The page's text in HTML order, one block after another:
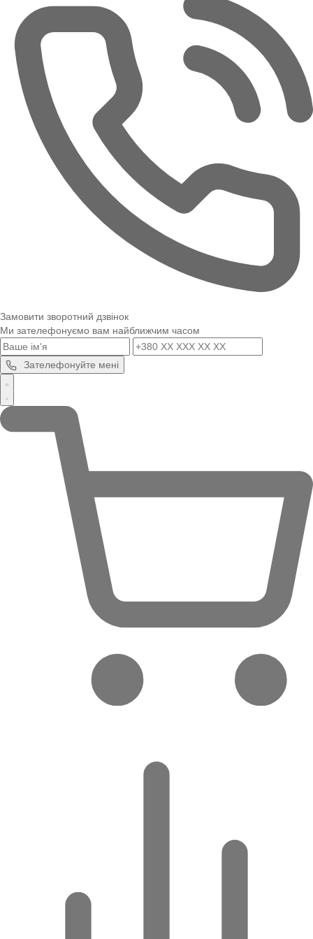
Замовити зворотний дзвінок
Ми зателефонуємо вам найближчим часом
Зателефонуйте мені